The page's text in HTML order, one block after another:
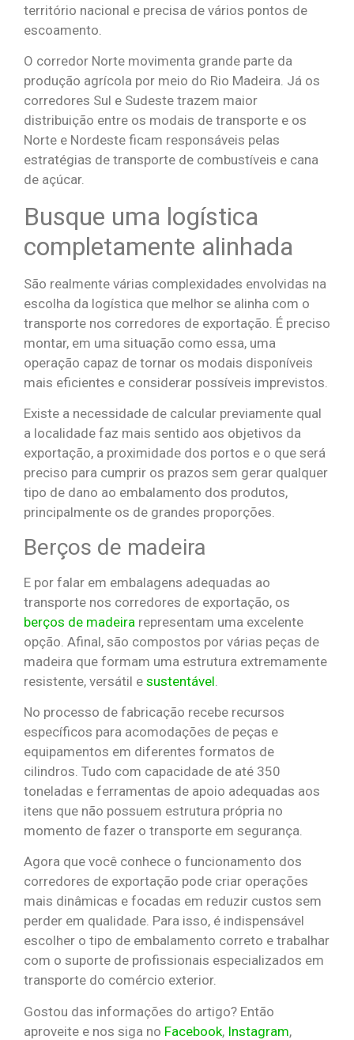
território nacional e precisa de vários pontos de
escoamento.
O corredor Norte movimenta grande parte da
produção agrícola por meio do Rio Madeira. Já os
corredores Sul e Sudeste trazem maior
distribuição entre os modais de transporte e os
Norte e Nordeste ficam responsáveis pelas
estratégias de transporte de combustíveis e cana
de açúcar.
Busque uma logística
completamente alinhada
São realmente várias complexidades envolvidas na
escolha da logística que melhor se alinha com o
transporte nos corredores de exportação. É preciso
montar, em uma situação como essa, uma
operação capaz de tornar os modais disponíveis
mais eficientes e considerar possíveis imprevistos.
Existe a necessidade de calcular previamente qual
a localidade faz mais sentido aos objetivos da
exportação, a proximidade dos portos e o que será
preciso para cumprir os prazos sem gerar qualquer
tipo de dano ao embalamento dos produtos,
principalmente os de grandes proporções.
Berços de madeira
E por falar em embalagens adequadas ao
transporte nos corredores de exportação, os
berços de madeira representam uma excelente
opção. Afinal, são compostos por várias peças de
madeira que formam uma estrutura extremamente
resistente, versátil e sustentável
No processo de fabricação recebe recursos
específicos para acomodações de peças e
equipamentos em diferentes formatos de
cilindros. Tudo com capacidade de até 350
toneladas e ferramentas de apoio adequadas aos
itens que não possuem estrutura própria no
momento de fazer o transporte em segurança.
Agora que você conhece o funcionamento dos
corredores de exportação pode criar operações
mais dinâmicas e focadas em reduzir custos sem
perder em qualidade. Para isso, é indispensável
escolher o tipo de embalamento correto e trabalhar
com o suporte de profissionais especializados em
transporte do comércio exterior.
Gostou das informações do artigo? Então
aproveite e nos siga no Facebook, Instagram,